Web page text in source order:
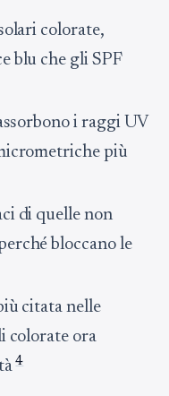
colorate,
blu che gli SPF
i raggi UV
più
di quelle non
bloccano le
citata nelle
colorate ora
4